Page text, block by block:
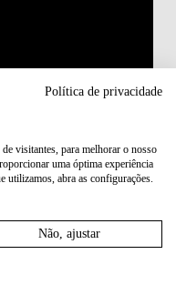
Política de privacidade
visitantes, para melhorar o nosso
uma óptima experiência
utilizamos, abra as configurações.
Não, ajustar